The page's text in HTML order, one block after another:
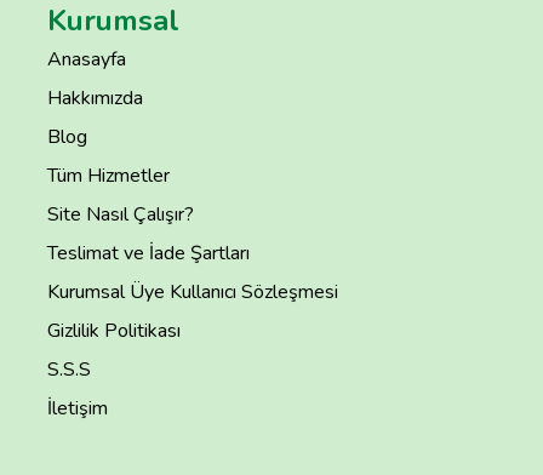
Kurumsal
Anasayfa
Hakkımızda
Blog
Tüm Hizmetler
Site Nasıl Çalışır?
Teslimat ve İade Şartları
Kurumsal Üye Kullanıcı Sözleşmesi
Gizlilik Politikası
S.S.S
İletişim